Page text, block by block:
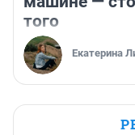
того
Екатерина